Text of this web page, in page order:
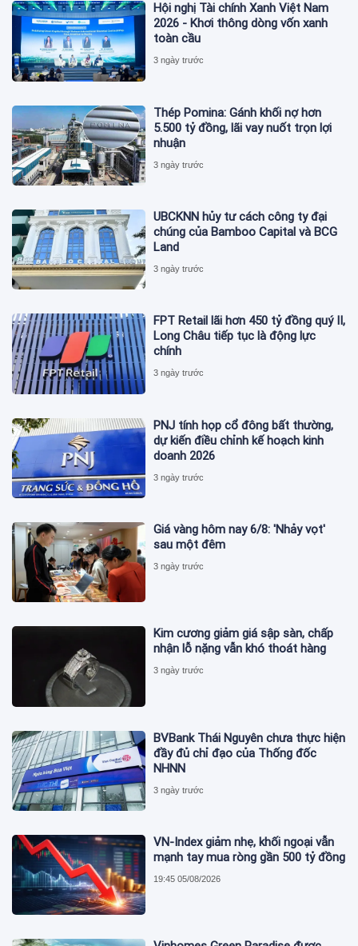
Hội nghị Tài chính Xanh Việt Nam
2026 - Khơi thông dòng vốn xanh
toàn cầu
3 ngày trước
Thép Pomina: Gánh khối nợ hơn
5.500 tỷ đồng, lãi vay nuốt trọn lợi
nhuận
3 ngày trước
UBCKNN hủy tư cách công ty đại
chúng của Bamboo Capital và BCG
Land
3 ngày trước
FPT Retail lãi hơn 450 tỷ đồng quý II,
Long Châu tiếp tục là động lực
chính
3 ngày trước
PNJ tính họp cổ đông bất thường,
dự kiến điều chỉnh kế hoạch kinh
doanh 2026
3 ngày trước
Giá vàng hôm nay 6/8: 'Nhảy vọt'
sau một đêm
3 ngày trước
Kim cương giảm giá sập sàn, chấp
nhận lỗ nặng vẫn khó thoát hàng
3 ngày trước
BVBank Thái Nguyên chưa thực hiện
đầy đủ chỉ đạo của Thống đốc
NHNN
3 ngày trước
VN-Index giảm nhẹ, khối ngoại vẫn
mạnh tay mua ròng gần 500 tỷ đồng
19:45 05/08/2026